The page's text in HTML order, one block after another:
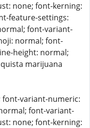
none; font-kerning:
feature-settings:
font-variant-
normal; font-
height: normal;
marijuana
font-variant-numeric:
font-variant-
none; font-kerning: